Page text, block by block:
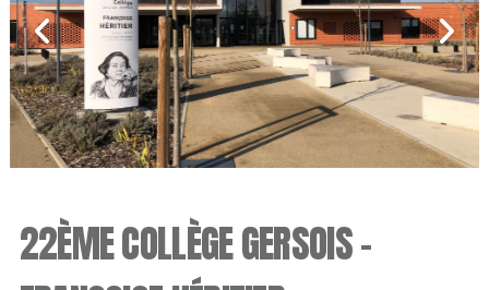
22ÈME COLLÈGE GERSOIS –